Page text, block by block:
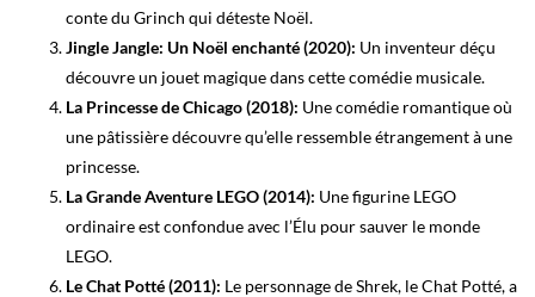
conte du Grinch qui déteste Noël.
Jingle Jangle: Un Noël enchanté (2020): Un inventeur déçu
découvre un jouet magique dans cette comédie musicale.
La Princesse de Chicago (2018): Une comédie romantique où
une pâtissière découvre qu’elle ressemble étrangement à une
princesse.
La Grande Aventure LEGO (2014): Une figurine LEGO
ordinaire est confondue avec l’Élu pour sauver le monde
LEGO.
Le Chat Potté (2011): Le personnage de Shrek, le Chat Potté, a